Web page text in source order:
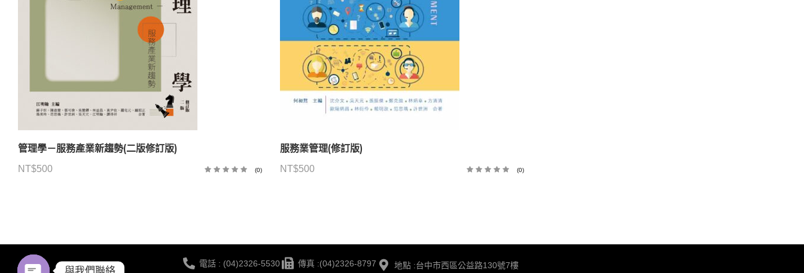
管理學－服務產業新趨勢(二版修訂版)
NT$500 (0)
服務業管理(修訂版)
NT$500 (0)
電話 : (04)2326-5530 傳真 :(04)2326-8797 地點 :台中市西區公益路130號7樓
與我們聯絡